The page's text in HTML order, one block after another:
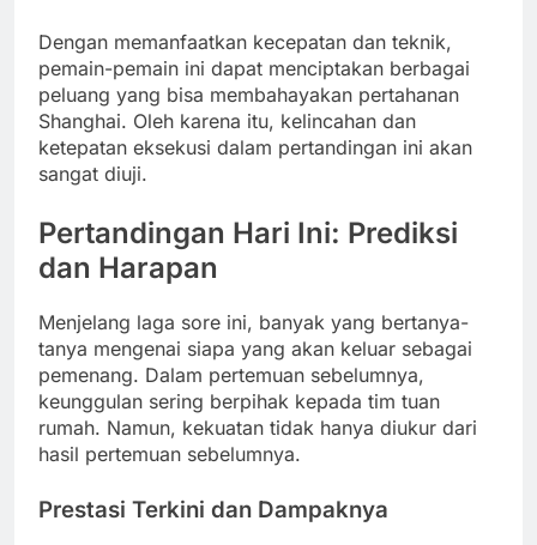
Dengan memanfaatkan kecepatan dan teknik,
pemain-pemain ini dapat menciptakan berbagai
peluang yang bisa membahayakan pertahanan
Shanghai. Oleh karena itu, kelincahan dan
ketepatan eksekusi dalam pertandingan ini akan
sangat diuji.
Pertandingan Hari Ini: Prediksi
dan Harapan
Menjelang laga sore ini, banyak yang bertanya-
tanya mengenai siapa yang akan keluar sebagai
pemenang. Dalam pertemuan sebelumnya,
keunggulan sering berpihak kepada tim tuan
rumah. Namun, kekuatan tidak hanya diukur dari
hasil pertemuan sebelumnya.
Prestasi Terkini dan Dampaknya